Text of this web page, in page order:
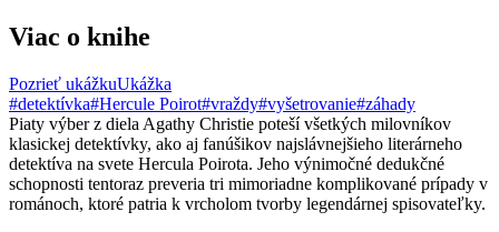
Viac o knihe
Pozrieť ukážkuUkážka
#detektívka#Hercule Poirot#vraždy#vyšetrovanie#záhady
Piaty výber z diela Agathy Christie poteší všetkých milovníkov
klasickej detektívky, ako aj fanúšikov najslávnejšieho literárneho
detektíva na svete Hercula Poirota. Jeho výnimočné dedukčné
schopnosti tentoraz preveria tri mimoriadne komplikované prípady v
románoch, ktoré patria k vrcholom tvorby legendárnej spisovateľky.